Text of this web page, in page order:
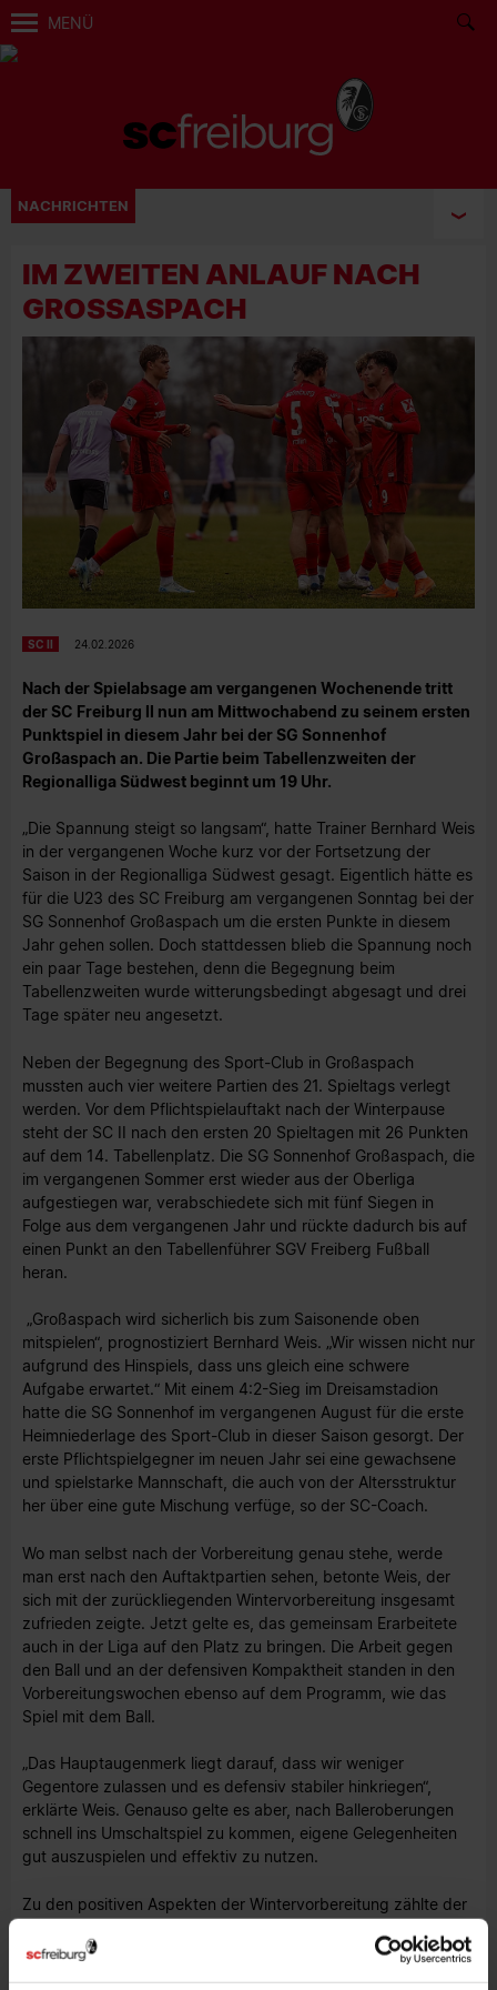
MENÜ
NACHRICHTEN
IM ZWEITEN ANLAUF NACH
GROSSASPACH
SC II 24.02.2026
Nach der Spielabsage am vergangenen Wochenende tritt
der SC Freiburg II nun am Mittwochabend zu seinem ersten
Punktspiel in diesem Jahr bei der SG Sonnenhof
Großaspach an. Die Partie beim Tabellenzweiten der
Regionalliga Südwest beginnt um 19 Uhr.
„Die Spannung steigt so langsam“, hatte Trainer Bernhard Weis
in der vergangenen Woche kurz vor der Fortsetzung der
Saison in der Regionalliga Südwest gesagt. Eigentlich hätte es
für die U23 des SC Freiburg am vergangenen Sonntag bei der
SG Sonnenhof Großaspach um die ersten Punkte in diesem
Jahr gehen sollen. Doch stattdessen blieb die Spannung noch
ein paar Tage bestehen, denn die Begegnung beim
Tabellenzweiten wurde witterungsbedingt abgesagt und drei
Tage später neu angesetzt.
Neben der Begegnung des Sport-Club in Großaspach
mussten auch vier weitere Partien des 21. Spieltags verlegt
werden. Vor dem Pflichtspielauftakt nach der Winterpause
steht der SC II nach den ersten 20 Spieltagen mit 26 Punkten
auf dem 14. Tabellenplatz. Die SG Sonnenhof Großaspach, die
im vergangenen Sommer erst wieder aus der Oberliga
aufgestiegen war, verabschiedete sich mit fünf Siegen in
Folge aus dem vergangenen Jahr und rückte dadurch bis auf
einen Punkt an den Tabellenführer SGV Freiberg Fußball
heran.
„Großaspach wird sicherlich bis zum Saisonende oben
mitspielen“, prognostiziert Bernhard Weis. „Wir wissen nicht nur
aufgrund des Hinspiels, dass uns gleich eine schwere
Aufgabe erwartet.“ Mit einem 4:2-Sieg im Dreisamstadion
hatte die SG Sonnenhof im vergangenen August für die erste
Heimniederlage des Sport-Club in dieser Saison gesorgt. Der
erste Pflichtspielgegner im neuen Jahr sei eine gewachsene
und spielstarke Mannschaft, die auch von der Altersstruktur
her über eine gute Mischung verfüge, so der SC-Coach.
Wo man selbst nach der Vorbereitung genau stehe, werde
man erst nach den Auftaktpartien sehen, betonte Weis, der
sich mit der zurückliegenden Wintervorbereitung insgesamt
zufrieden zeigte. Jetzt gelte es, das gemeinsam Erarbeitete
auch in der Liga auf den Platz zu bringen. Die Arbeit gegen
den Ball und an der defensiven Kompaktheit standen in den
Vorbereitungswochen ebenso auf dem Programm, wie das
Spiel mit dem Ball.
„Das Hauptaugenmerk liegt darauf, dass wir weniger
Gegentore zulassen und es defensiv stabiler hinkriegen“,
erklärte Weis. Genauso gelte es aber, nach Balleroberungen
schnell ins Umschaltspiel zu kommen, eigene Gelegenheiten
gut auszuspielen und effektiv zu nutzen.
Zu den positiven Aspekten der Wintervorbereitung zählte der
weitgehend von Verletzungen verschont geblieben sei.